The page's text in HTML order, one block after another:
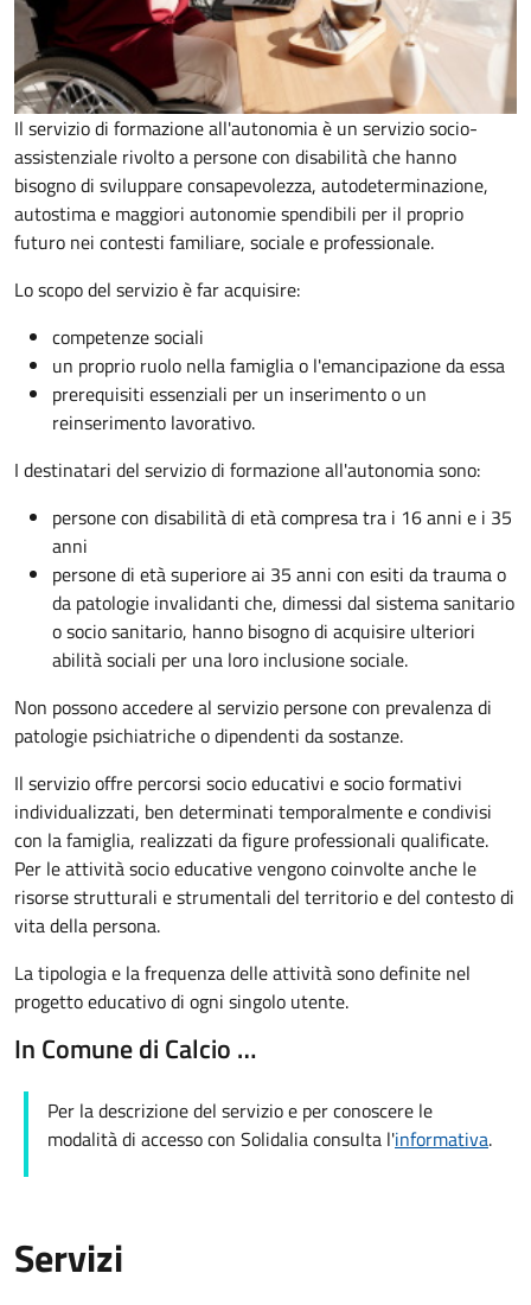
Il servizio di formazione all'autonomia è un servizio socio-
assistenziale rivolto a persone con disabilità che hanno
bisogno di sviluppare consapevolezza, autodeterminazione,
autostima e maggiori autonomie spendibili per il proprio
futuro nei contesti familiare, sociale e professionale.
Lo scopo del servizio è far acquisire:
competenze sociali
un proprio ruolo nella famiglia o l'emancipazione da essa
prerequisiti essenziali per un inserimento o un
reinserimento lavorativo.
I destinatari del servizio di formazione all'autonomia sono:
persone con disabilità di età compresa tra i 16 anni e i 35
anni
persone di età superiore ai 35 anni con esiti da trauma o
da patologie invalidanti che, dimessi dal sistema sanitario
o socio sanitario, hanno bisogno di acquisire ulteriori
abilità sociali per una loro inclusione sociale.
Non possono accedere al servizio persone con prevalenza di
patologie psichiatriche o dipendenti da sostanze.
Il servizio offre percorsi socio educativi e socio formativi
individualizzati, ben determinati temporalmente e condivisi
con la famiglia, realizzati da figure professionali qualificate.
Per le attività socio educative vengono coinvolte anche le
risorse strutturali e strumentali del territorio e del contesto di
vita della persona.
La tipologia e la frequenza delle attività sono definite nel
progetto educativo di ogni singolo utente.
In Comune di Calcio …
Per la descrizione del servizio e per conoscere le
modalità di accesso con Solidalia consulta l'informativa.
Servizi